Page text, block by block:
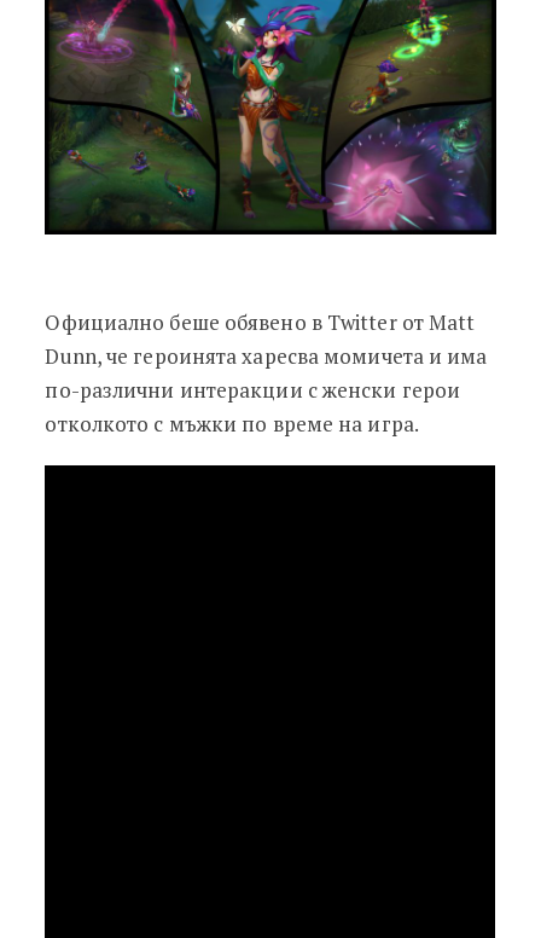
Официално беше обявено в Twitter от Matt
Dunn, че героинята харесва момичета и има
по-различни интеракции с женски герои
отколкото с мъжки по време на игра.